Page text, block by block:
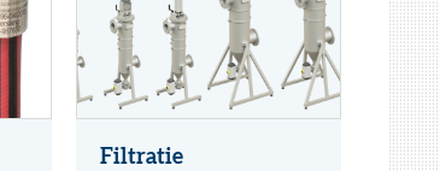
Filtratie